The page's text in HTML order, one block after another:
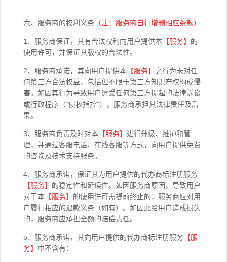
六、服务商的权利义务 （注：服务商自行增删相应条款）
1、服务商保证，其有合法权利向用户提供本 【服务】 的
使用许可，并保证其版权的合法性。
2、服务商承诺，其向用户提供本 【服务】 之行为未对任
何第三方合法权益，包括但不限于第三方知识产权构成侵
害。如因其行为导致用户遭受任何第三方提起的法律诉讼
或行政程序（“侵权指控”），服务商承担其法律责任及后
果。
3、服务商负责及时对本 【服务】 进行升级、维护和管
理，并通过客服电话、在线客服等方式，向用户提供免费
的咨询及技术支持服务。
4、服务商承诺，保证其为用户提供的代办商标注册服务
【服务】 的稳定性和延续性。如因服务商原因，导致用户
对于本 【服务】 的使用许可需提前终止的，服务商应对用
户履行相应的退款义务（如有）。如因此给用户造成损失
的，服务商应承担全额的赔偿责任。
5、服务商承诺，其向用户提供的代办商标注册服务 【服
务】 中不含有：